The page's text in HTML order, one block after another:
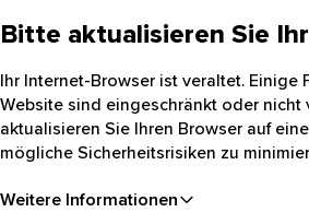
Bitte aktualisieren Sie
Ihr Internet-Browser ist veraltet. Einige
Website sind eingeschränkt oder nicht
aktualisieren Sie Ihren Browser auf
mögliche Sicherheitsrisiken zu
Weitere Informationen